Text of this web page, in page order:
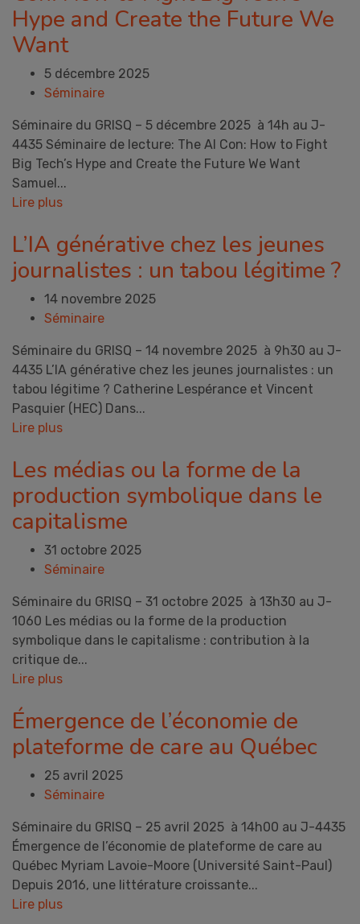
Hype and Create the Future We
Want
5 décembre 2025
Séminaire
Séminaire du GRISQ – 5 décembre 2025 à 14h au J-
4435 Séminaire de lecture: The AI Con: How to Fight
Big Tech’s Hype and Create the Future We Want
Samuel...
Lire plus
L’IA générative chez les jeunes
journalistes : un tabou légitime ?
14 novembre 2025
Séminaire
Séminaire du GRISQ – 14 novembre 2025 à 9h30 au J-
4435 L’IA générative chez les jeunes journalistes : un
tabou légitime ? Catherine Lespérance et Vincent
Pasquier (HEC) Dans...
Lire plus
Les médias ou la forme de la
production symbolique dans le
capitalisme
31 octobre 2025
Séminaire
Séminaire du GRISQ – 31 octobre 2025 à 13h30 au J-
1060 Les médias ou la forme de la production
symbolique dans le capitalisme : contribution à la
critique de...
Lire plus
Émergence de l’économie de
plateforme de care au Québec
25 avril 2025
Séminaire
Séminaire du GRISQ – 25 avril 2025 à 14h00 au J-4435
Émergence de l’économie de plateforme de care au
Québec Myriam Lavoie-Moore (Université Saint-Paul)
Depuis 2016, une littérature croissante...
Lire plus